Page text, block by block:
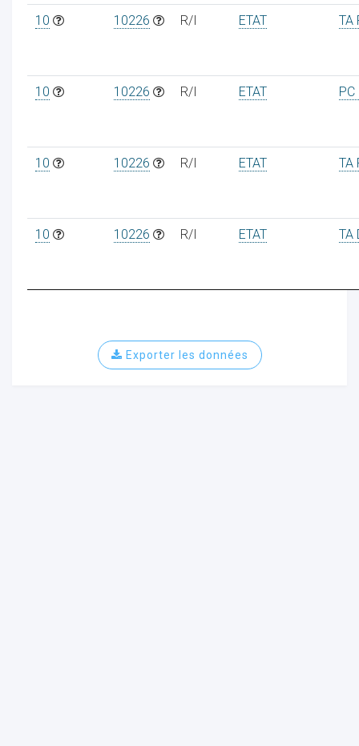
10 10226 R/I ETAT TA
10 10226 R/I ETAT
10 10226 R/I ETAT TA
10 10226 R/I ETAT TA
Exporter les données